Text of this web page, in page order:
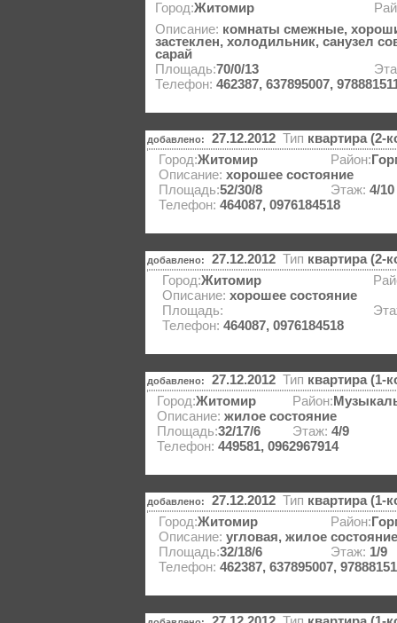
Город:Житомир
Описание: комнаты смежные,
застеклен, холодильник, санузел
сарай
Площадь:70/0/13
Телефон: 462387, 637895007,
добавлено: 27.12.2012 Тип квартира (2-
Город:Житомир Район:
Описание: хорошее состояние
Площадь:52/30/8 Этаж: 4/10
Телефон: 464087, 0976184518
добавлено: 27.12.2012 Тип квартира (2-
Город:Житомир
Описание: хорошее состояние
Площадь:
Телефон: 464087, 0976184518
добавлено: 27.12.2012 Тип квартира (1-
Город:Житомир Район:
Описание: жилое состояние
Площадь:32/17/6 Этаж: 4/9
Телефон: 449581, 0962967914
добавлено: 27.12.2012 Тип квартира (1-
Город:Житомир Район:
Описание: угловая, жилое состояние
Площадь:32/18/6 Этаж: 1/9
Телефон: 462387, 637895007,